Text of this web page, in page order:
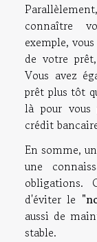
connaître
exemple,
de votre
Vous avez
prêt plus tôt
là pour vous
crédit
En somme,
une
obligations.
d'éviter le
aussi de
stable.